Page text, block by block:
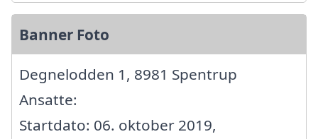
Banner Foto
Degnelodden 1, 8981 Spentrup
Ansatte:
Startdato: 06. oktober 2019,